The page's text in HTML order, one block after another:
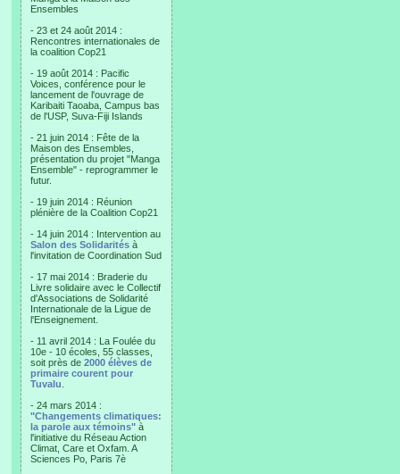
Ensembles
- 23 et 24 août 2014 :
Rencontres internationales de
la coalition Cop21
- 19 août 2014 : Pacific
Voices, conférence pour le
lancement de l'ouvrage de
Karibaiti Taoaba, Campus bas
de l'USP, Suva-Fiji Islands
- 21 juin 2014 : Fête de la
Maison des Ensembles,
présentation du projet "Manga
Ensemble" - reprogrammer le
futur.
- 19 juin 2014 : Réunion
plénière de la Coalition Cop21
- 14 juin 2014 : Intervention au
Salon des Solidarités à
l'invitation de Coordination Sud
- 17 mai 2014 : Braderie du
Livre solidaire avec le Collectif
d'Associations de Solidarité
Internationale de la Ligue de
l'Enseignement.
- 11 avril 2014 : La Foulée du
10e - 10 écoles, 55 classes,
soit près de 2000 élèves de
primaire courent pour
Tuvalu
- 24 mars 2014 :
"Changements climatiques:
la parole aux témoins" à
l'initiative du Réseau Action
Climat, Care et Oxfam. A
Sciences Po, Paris 7è